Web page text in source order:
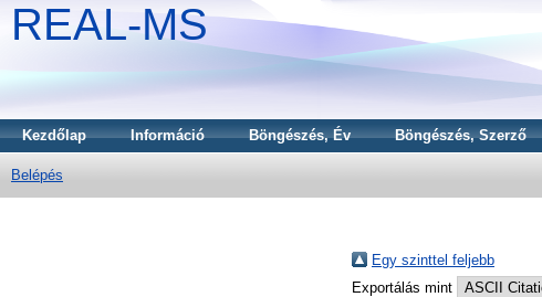
REAL-MS
Kezdőlap Információ Böngészés, Év Böngészés, Szerző
Belépés
Egy szinttel feljebb
Exportálás mint